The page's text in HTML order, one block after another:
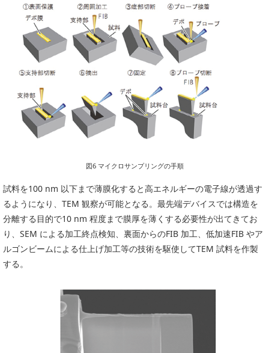
図6 マイクロサンプリングの手順
試料を100 nm 以下まで薄膜化すると高エネルギーの電子線が透過す
るようになり、TEM 観察が可能となる。最先端デバイスでは構造を
分離する目的で10 nm 程度まで膜厚を薄くする必要性が出てきてお
り、SEM による加工終点検知、裏面からのFIB 加工、低加速FIB やア
ルゴンビームによる仕上げ加工等の技術を駆使してTEM 試料を作製
する。